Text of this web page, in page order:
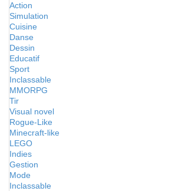
Action
Simulation
Cuisine
Danse
Dessin
Educatif
Sport
Inclassable
MMORPG
Tir
Visual novel
Rogue-Like
Minecraft-like
LEGO
Indies
Gestion
Mode
Inclassable